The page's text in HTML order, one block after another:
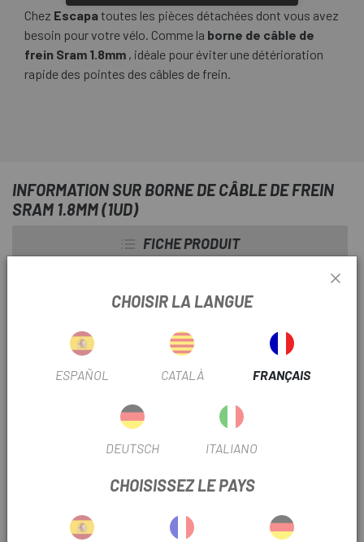
Chez Escapatoutes les pièces détachées dont vous avez
besoin pour votre vélo. Comme la borne de câble de
frein Sram 1.8mm , idéale pour éviter une détérioration
rapide des pointes des câbles de frein.
INFORMATION SUR BORNE DE CÂBLE DE FREIN
SRAM 1.8MM (1UD)
FICHE PRODUIT
Le câble de frein SRAM s'arrête.
Vendu séparément.
CHOISIR LA LANGUE
ESPAÑOL CATALÀ FRANÇAIS
DEUTSCH ITALIANO
CHOISISSEZ LE PAYS